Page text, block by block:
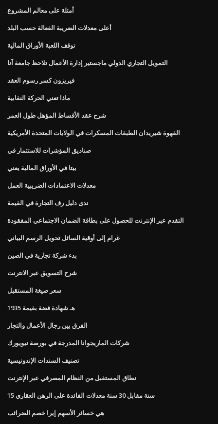
أمثلة على معالم المشروع
أعلى معدلات الضريبة الفعالة حسب البلد
توقف اللعبة الأوراق المالية
التمويل التجاري الدولي ماجستير إدارة الأعمال تلاحظ جامعة آنا
فيريزون كسر رسوم العقد
ماذا تعني الحركة النقابية
شرح عقد الأقساط المؤهل طول العمر
القهوة شيريدان الطبقات المسكرات في الولايات المتحدة الأمريكية
صناديق المؤشرات للاستثمار في
بيتا في الأوراق المالية يعني
معدلات الاعتمادات الضريبية العمل
ندى دليل رف التجارة في القيمة
التقدم عبر الإنترنت للحصول على بطاقة الضمان الاجتماعي المفقودة
غرام إلى أوقية السائل تحويل الرسم البياني
بدء شركة تجارية في الصين
شرح التسويق عبر الانترنت
سعر صيغة المستقبل
1935 هـ شهادة فضة بقيمة
الفرق بين رجال الأعمال والتجار
شركات الماريجوانا المدرجة في بورصة نيويورك
تصنيف السندات الإندونيسية
نطاق المستقبل من النظام المصرفي عبر الإنترنت
15 سنة مقابل 30 سنة معدلات الفائدة على الرهن العقاري
هي خسائر الأسهم إيرا خصم الضرائب